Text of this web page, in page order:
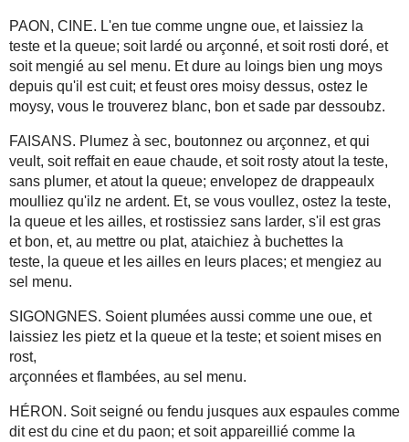
PAON, CINE. L'en tue comme ungne oue, et laissiez la
teste et la queue; soit lardé ou arçonné, et soit rosti doré, et
soit mengié au sel menu. Et dure au loings bien ung moys
depuis qu'il est cuit; et feust ores moisy dessus, ostez le
moysy, vous le trouverez blanc, bon et sade par dessoubz.
FAISANS. Plumez à sec, boutonnez ou arçonnez, et qui
veult, soit reffait en eaue chaude, et soit rosty atout la teste,
sans plumer, et atout la queue; envelopez de drappeaulx
moulliez qu'ilz ne ardent. Et, se vous voullez, ostez la teste,
la queue et les ailles, et rostissiez sans larder, s'il est gras
et bon, et, au mettre ou plat, ataichiez à buchettes la
teste, la queue et les ailles en leurs places; et mengiez au
sel menu.
SIGONGNES. Soient plumées aussi comme une oue, et
laissiez les pietz et la queue et la teste; et soient mises en
rost,
arçonnées et flambées, au sel menu.
HÉRON. Soit seigné ou fendu jusques aux espaules comme
dit est du cine et du paon; et soit appareillié comme la